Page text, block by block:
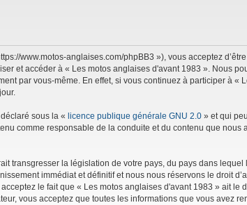
www.motos-anglaises.com/phpBB3 »), vous acceptez
et accéder à « Les motos anglaises d'avant 1983 ». Nous
par vous-même. En effet, si vous continuez à participer à «
sous la « licence publique générale GNU 2.0 » et qui
comme responsable de la conduite et du contenu que nous
transgresser la législation de votre pays, du pays dans lequel
immédiat et définitif et nous nous réservons le droit
le fait que « Les motos anglaises d'avant 1983 » ait le
vous acceptez que toutes les informations que vous avez